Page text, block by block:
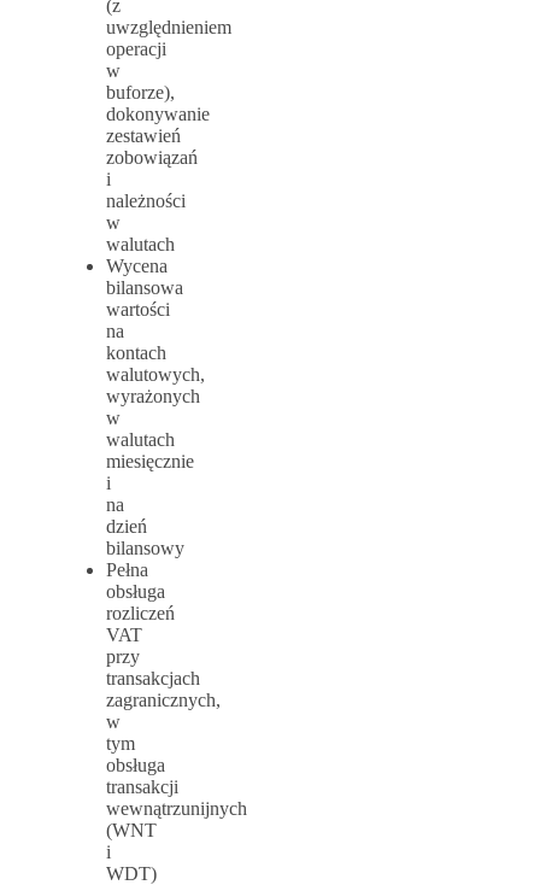
(z
uwzględnieniem
operacji
w
buforze),
dokonywanie
zestawień
zobowiązań
i
należności
w
walutach
Wycena
bilansowa
wartości
na
kontach
walutowych,
wyrażonych
w
walutach
miesięcznie
i
na
dzień
bilansowy
Pełna
obsługa
rozliczeń
VAT
przy
transakcjach
zagranicznych,
w
tym
obsługa
transakcji
wewnątrzunijnych
(WNT
i
WDT)